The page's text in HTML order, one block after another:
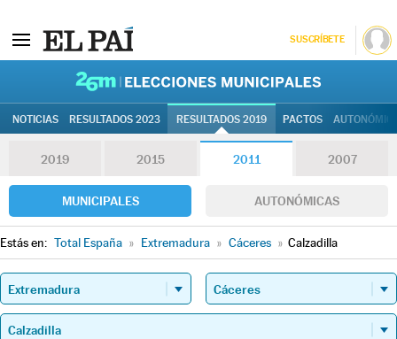
SUSCRÍBETE
NOTICIAS RESULTADOS 2023 RESULTADOS 2019 PACTOS
2019 2015 2011 2007
MUNICIPALES AUTONÓMICAS
Estás en: Total España » Extremadura » Cáceres » Calzadilla